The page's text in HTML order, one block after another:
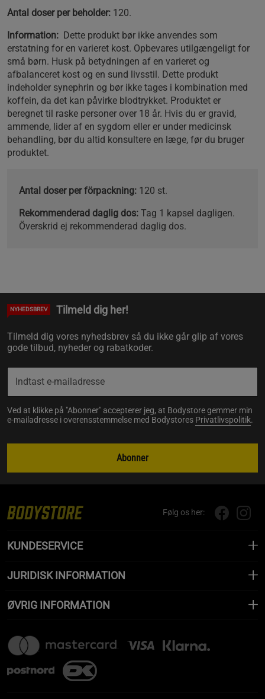
Antal doser per beholder: 120.
Information: Dette produkt bør ikke anvendes som
erstatning for en varieret kost. Opbevares utilgængeligt for
små børn. Husk på betydningen af ​​en varieret og
afbalanceret kost og en sund livsstil. Dette produkt
indeholder synephrin og bør ikke tages i kombination med
koffein, da det kan påvirke blodtrykket. Produktet er
beregnet til raske personer over 18 år. Hvis du er gravid,
ammende, lider af en sygdom eller er under medicinsk
behandling, bør du altid konsultere en læge, før du bruger
produktet.
Antal doser per förpackning: 120 st.
Rekommenderad daglig dos: Tag 1 kapsel dagligen.
Överskrid ej rekommenderad daglig dos.
NYHEDSBREV Tilmeld dig her!
Tilmeld dig vores nyhedsbrev så du ikke går glip af vores
gode tilbud, nyheder og rabatkoder.
Ved at klikke på "Abonner" accepterer jeg, at Bodystore gemmer min
e-mailadresse i overensstemmelse med Bodystores Privatlivspolitik.
Abonner
Følg os her:
KUNDESERVICE
JURIDISK INFORMATION
ØVRIG INFORMATION